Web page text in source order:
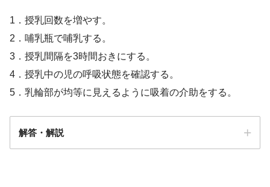
1．授乳回数を増やす。
2．哺乳瓶で哺乳する。
3．授乳間隔を3時間おきにする。
4．授乳中の児の呼吸状態を確認する。
5．乳輪部が均等に見えるように吸着の介助をする。
解答・解説